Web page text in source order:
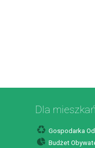
Dla
Gospodarka
Budżet